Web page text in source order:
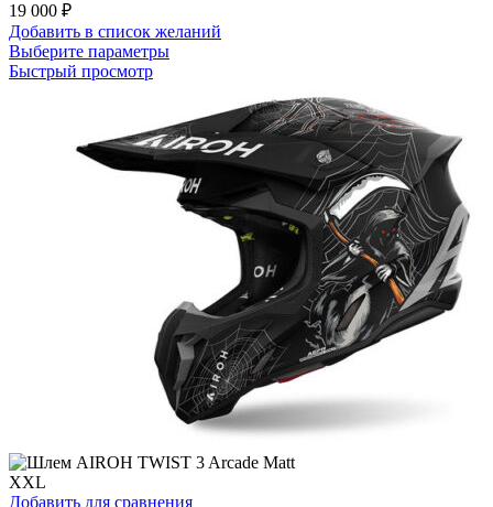
19 000 ₽
Добавить в список желаний
Выберите параметрыЭтот
несколько
вариаций.
Опции
можно
выбрать
на
странице
Быстрый просмотр
XXL
Добавить для сравнения